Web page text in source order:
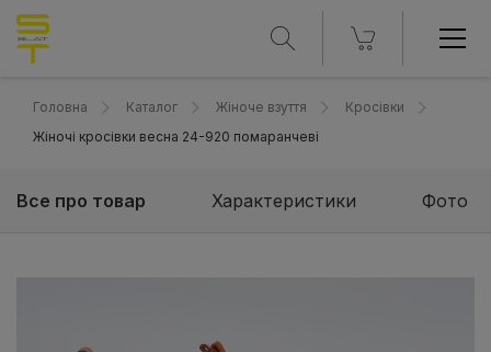
Головна Каталог Жіноче взуття
Кросівки
Жіночі кросівки весна 24-920 помаранчеві
Все про товар Характеристики Фото